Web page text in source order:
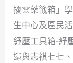
擾靈藥籤箱」
生中心及區民
紓壓工具箱-紓
還與志祺七七